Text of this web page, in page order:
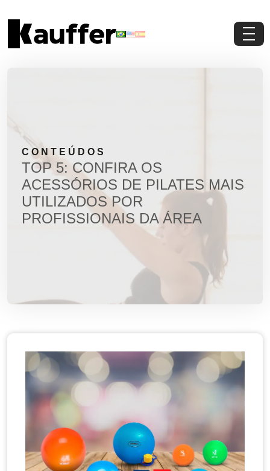
Materiais Gratuitos
Solicite um Orçamento
CONTEÚDOS
TOP 5: CONFIRA OS
ACESSÓRIOS DE PILATES MAIS
UTILIZADOS POR
PROFISSIONAIS DA ÁREA